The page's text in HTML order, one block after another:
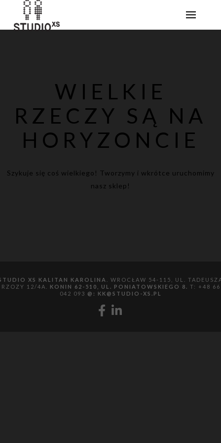
WIELKIE
RZECZY SĄ NA
HORYZONCIE
Szykuje się coś wielkiego! Tworzymy i wkrótce uruchomimy
nasz sklep!
XS KALITAN KAROLINA
. WROCŁAW 54-115, UL.
12/4A. KONIN 62-510, UL. PONIATOWSKIEGO 8. T: +48
042 093 @: KK@STUDIO-XS.PL